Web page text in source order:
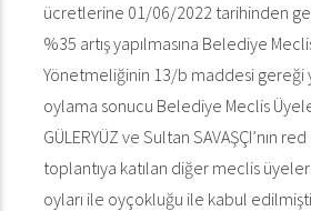
ücretlerine 01/06/2022 tarihinden
%35 artış yapılmasına Belediye
Yönetmeliğinin 13/b maddesi gereği
oylama sonucu Belediye Meclis
GÜLERYÜZ ve Sultan SAVAŞÇI’nın red
toplantıya katılan diğer meclis
oyları ile oyçokluğu ile kabul